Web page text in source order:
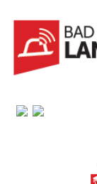
main
content